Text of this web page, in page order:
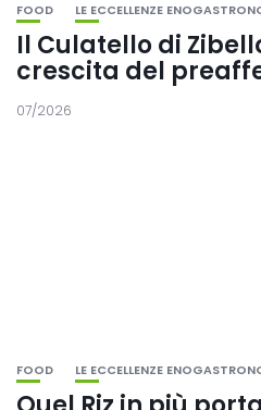
FOOD LE ECCELLENZE
Il Culatello di
crescita del
07/2026
FOOD LE ECCELLENZE